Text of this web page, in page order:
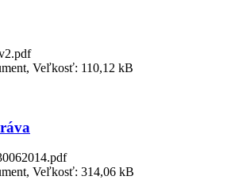
Veľkosť: 110,12 kB
Veľkosť: 314,06 kB